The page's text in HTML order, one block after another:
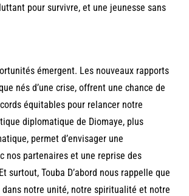
pour survivre, et une jeunesse sans
émergent. Les nouveaux rapports
nés d’une crise, offrent une chance de
équitables pour relancer notre
diplomatique de Diomaye, plus
permet d’envisager une
nos partenaires et une reprise des
surtout, Touba D’abord nous rappelle que
notre unité, notre spiritualité et notre